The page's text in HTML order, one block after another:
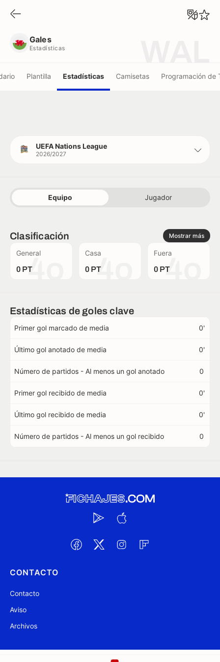
Gales
Estadísticas
Plantilla Estadísticas Camisetas Programación de
UEFA Nations League
2026/2027
Equipo Jugador
Clasificación Mostrar más
General
0 PT4o
Casa
0 PT4o
Fuera
0 PT4o
Estadísticas de goles clave
Primer gol marcado de media 0'
Último gol anotado de media 0'
Número de partidos - Al menos un gol anotado 0
Primer gol recibido de media 0'
Último gol recibido de media 0'
Número de partidos - Al menos un gol recibido 0
CONTACTO
Contacto
Aviso
Archivos